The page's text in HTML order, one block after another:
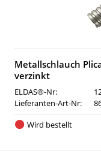
Metallschlauch
verzinkt
ELDAS®-Nr:
Lieferanten-Art-Nr:
Wird bestellt